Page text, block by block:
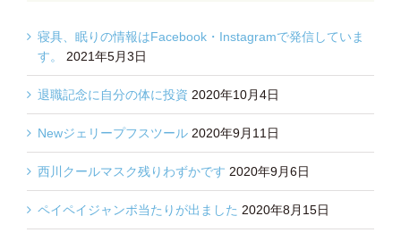
寝具、眠りの情報はFacebook・Instagramで発信していま
す。
2021年5月3日
退職記念に自分の体に投資 2020年10月4日
Newジェリープフスツール 2020年9月11日
西川クールマスク残りわずかです 2020年9月6日
ペイペイジャンボ当たりが出ました 2020年8月15日